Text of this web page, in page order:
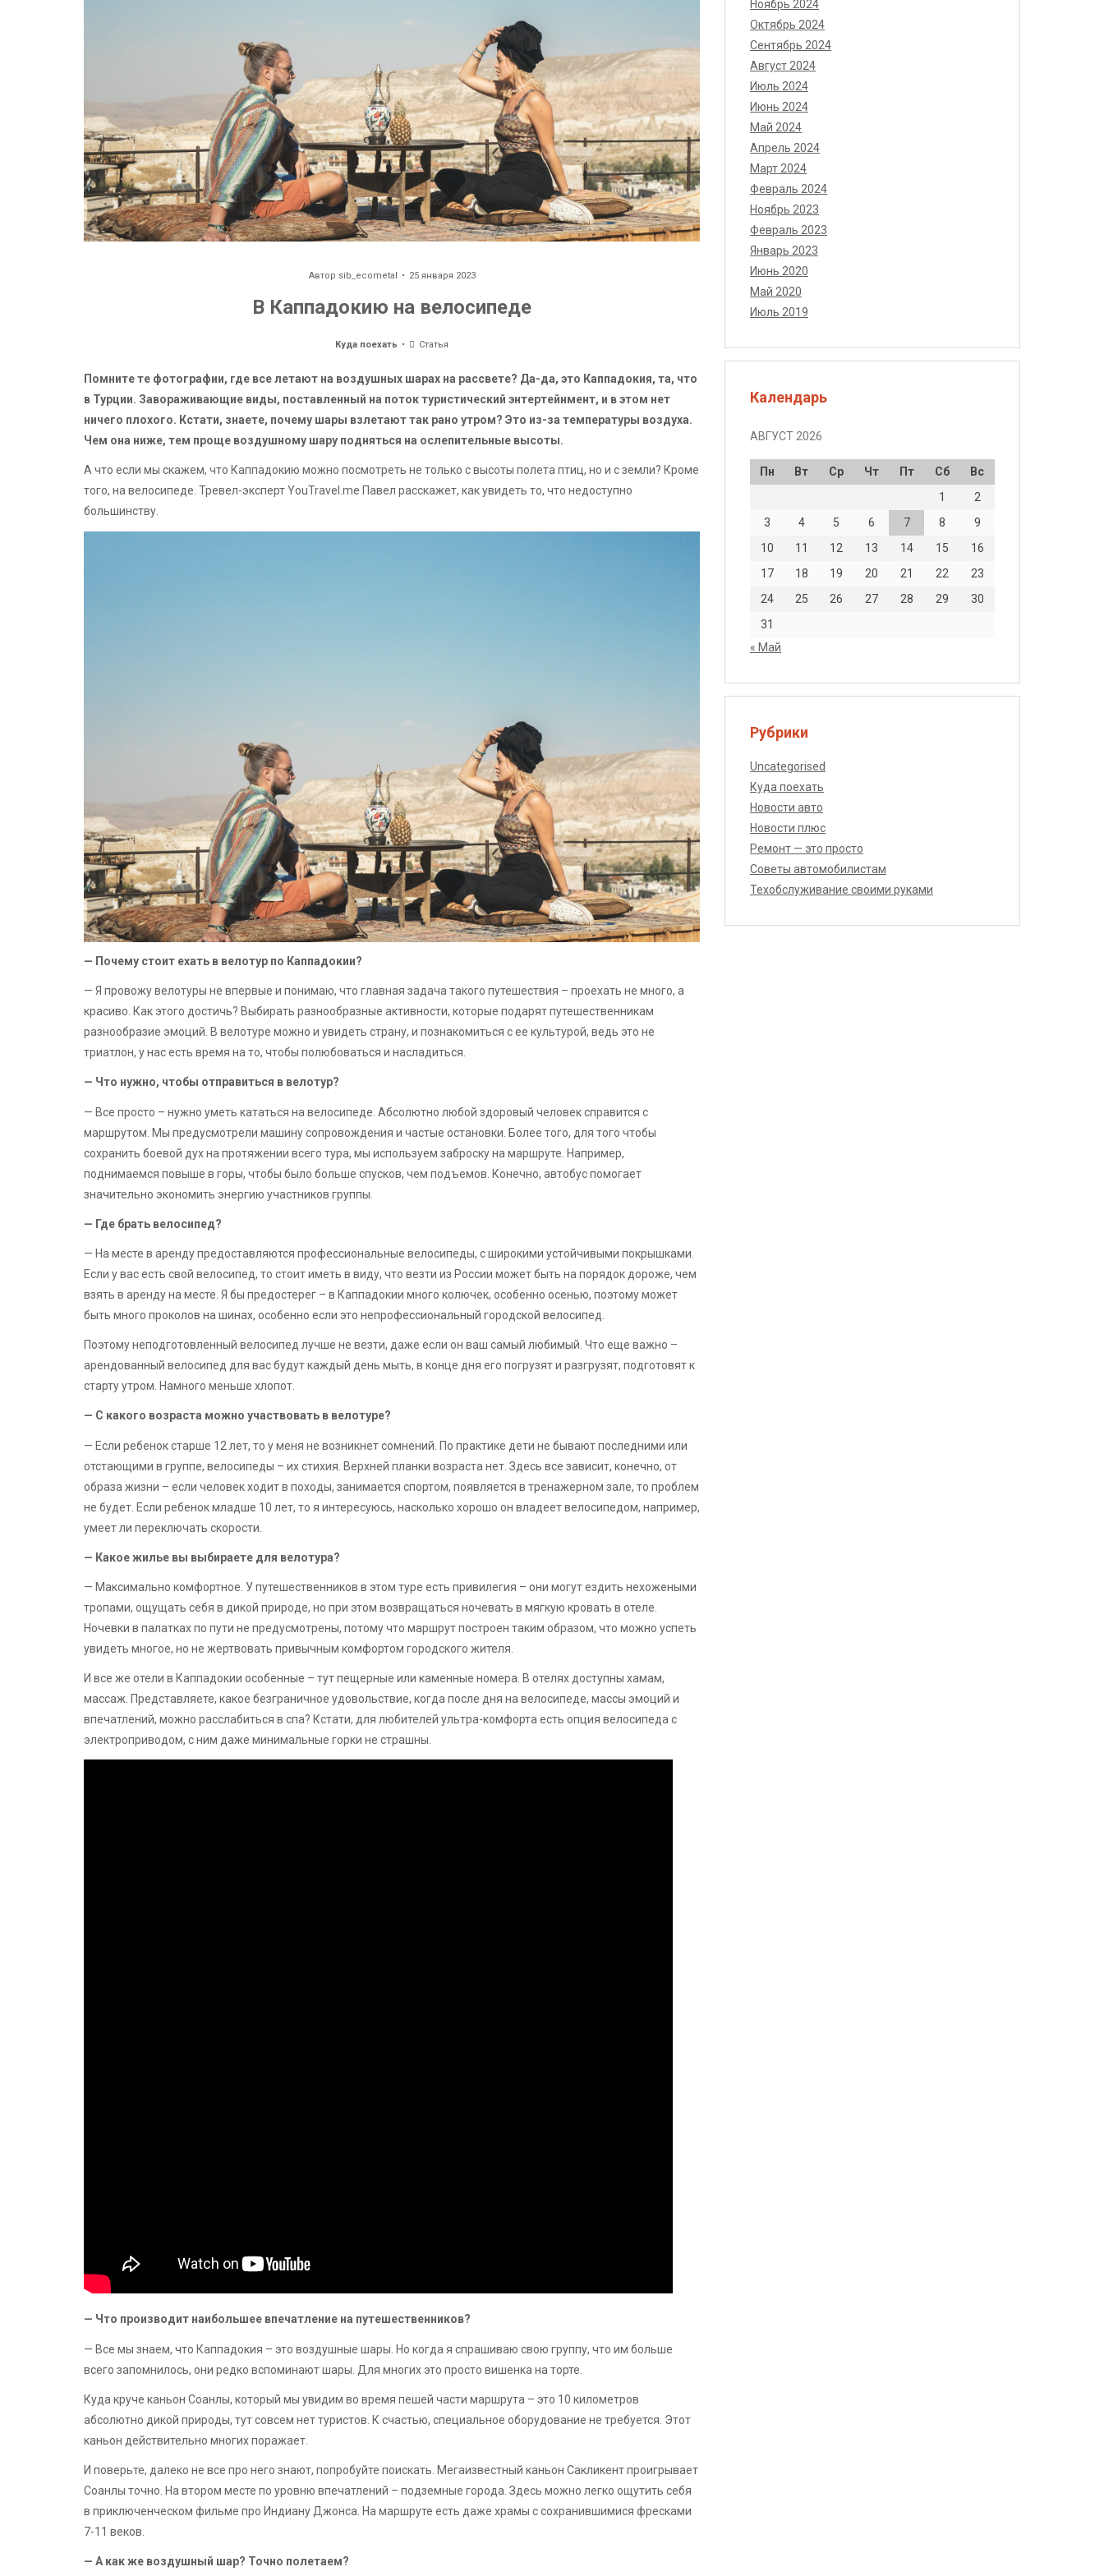
Автор sib_ecometal 25 января 2023
В Каппадокию на велосипеде
Куда поехать Статья
Помните те фотографии, где все летают на воздушных шарах на рассвете? Да-да, это Каппадокия, та, что
в Турции. Завораживающие виды, поставленный на поток туристический энтертейнмент, и в этом нет
ничего плохого. Кстати, знаете, почему шары взлетают так рано утром? Это из-за температуры воздуха.
Чем она ниже, тем проще воздушному шару подняться на ослепительные высоты.
А что если мы скажем, что Каппадокию можно посмотреть не только с высоты полета птиц, но и с земли? Кроме
того, на велосипеде. Тревел-эксперт YouTravel.me Павел расскажет, как увидеть то, что недоступно
большинству.
— Почему стоит ехать в велотур по Каппадокии?
— Я провожу велотуры не впервые и понимаю, что главная задача такого путешествия – проехать не много, а
красиво. Как этого достичь? Выбирать разнообразные активности, которые подарят путешественникам
разнообразие эмоций. В велотуре можно и увидеть страну, и познакомиться с ее культурой, ведь это не
триатлон, у нас есть время на то, чтобы полюбоваться и насладиться.
— Что нужно, чтобы отправиться в велотур?
— Все просто – нужно уметь кататься на велосипеде. Абсолютно любой здоровый человек справится с
маршрутом. Мы предусмотрели машину сопровождения и частые остановки. Более того, для того чтобы
сохранить боевой дух на протяжении всего тура, мы используем заброску на маршруте. Например,
поднимаемся повыше в горы, чтобы было больше спусков, чем подъемов. Конечно, автобус помогает
значительно экономить энергию участников группы.
— Где брать велосипед?
— На месте в аренду предоставляются профессиональные велосипеды, с широкими устойчивыми покрышками.
Если у вас есть свой велосипед, то стоит иметь в виду, что везти из России может быть на порядок дороже, чем
взять в аренду на месте. Я бы предостерег – в Каппадокии много колючек, особенно осенью, поэтому может
быть много проколов на шинах, особенно если это непрофессиональный городской велосипед.
Поэтому неподготовленный велосипед лучше не везти, даже если он ваш самый любимый. Что еще важно –
арендованный велосипед для вас будут каждый день мыть, в конце дня его погрузят и разгрузят, подготовят к
старту утром. Намного меньше хлопот.
— С какого возраста можно участвовать в велотуре?
— Если ребенок старше 12 лет, то у меня не возникнет сомнений. По практике дети не бывают последними или
отстающими в группе, велосипеды – их стихия. Верхней планки возраста нет. Здесь все зависит, конечно, от
образа жизни – если человек ходит в походы, занимается спортом, появляется в тренажерном зале, то проблем
не будет. Если ребенок младше 10 лет, то я интересуюсь, насколько хорошо он владеет велосипедом, например,
умеет ли переключать скорости.
— Какое жилье вы выбираете для велотура?
— Максимально комфортное. У путешественников в этом туре есть привилегия – они могут ездить нехожеными
тропами, ощущать себя в дикой природе, но при этом возвращаться ночевать в мягкую кровать в отеле.
Ночевки в палатках по пути не предусмотрены, потому что маршрут построен таким образом, что можно успеть
увидеть многое, но не жертвовать привычным комфортом городского жителя.
И все же отели в Каппадокии особенные – тут пещерные или каменные номера. В отелях доступны хамам,
массаж. Представляете, какое безграничное удовольствие, когда после дня на велосипеде, массы эмоций и
впечатлений, можно расслабиться в спа? Кстати, для любителей ультра-комфорта есть опция велосипеда с
электроприводом, с ним даже минимальные горки не страшны.
— Что производит наибольшее впечатление на путешественников?
— Все мы знаем, что Каппадокия – это воздушные шары. Но когда я спрашиваю свою группу, что им больше
всего запомнилось, они редко вспоминают шары. Для многих это просто вишенка на торте.
Куда круче каньон Соанлы, который мы увидим во время пешей части маршрута – это 10 километров
абсолютно дикой природы, тут совсем нет туристов. К счастью, специальное оборудование не требуется. Этот
каньон действительно многих поражает.
И поверьте, далеко не все про него знают, попробуйте поискать. Мегаизвестный каньон Сакликент проигрывает
Соанлы точно. На втором месте по уровню впечатлений – подземные города. Здесь можно легко ощутить себя
в приключенческом фильме про Индиану Джонса. На маршруте есть даже храмы с сохранившимися фресками
7-11 веков.
— А как же воздушный шар? Точно полетаем?
Ноябрь 2024
Октябрь 2024
Сентябрь 2024
Август 2024
Июль 2024
Июнь 2024
Май 2024
Апрель 2024
Март 2024
Февраль 2024
Ноябрь 2023
Февраль 2023
Январь 2023
Июнь 2020
Май 2020
Июль 2019
Календарь
АВГУСТ 2026
Пн Вт Ср Чт Пт Сб
Вс
1
2
3
4 5 6 7 8
9
10
11 12 13 14 15
16
17
18 19 20 21 22
23
24
25 26 27 28 29
30
31
« Май
Рубрики
Uncategorised
Куда поехать
Новости авто
Новости плюс
Ремонт — это просто
Советы автомобилистам
Техобслуживание своими руками